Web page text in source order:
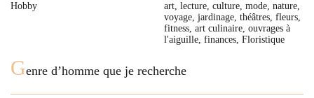
Hobby
art, lecture, culture, mode, nature,
voyage, jardinage, théâtres, fleurs,
fitness, art culinaire, ouvrages à
l'aiguille, finances, Floristique
Genre d’homme que je recherche